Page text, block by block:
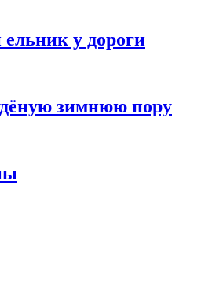
у дороги
зимнюю пору